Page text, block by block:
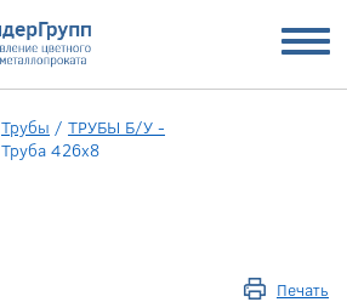
Трубы / ТРУБЫ Б/У -
Труба 426х8
Печать